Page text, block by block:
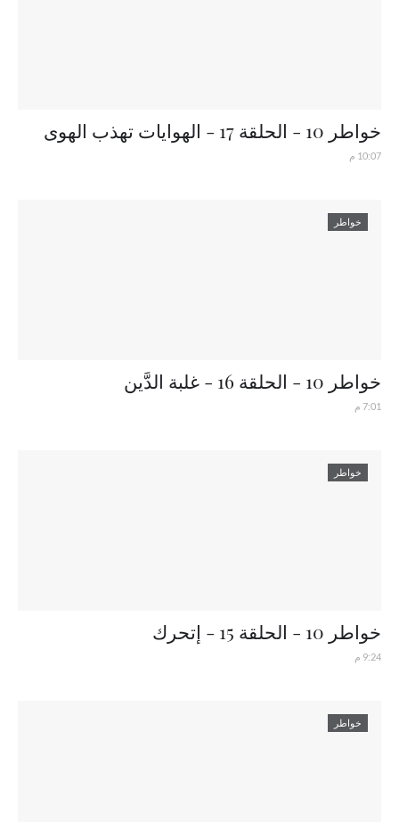
خواطر 10 - الحلقة 17 - الهوايات تهذب الهوى
10:07 م
خواطر
خواطر 10 - الحلقة 16 - غلبة الدَّين
7:01 م
خواطر
خواطر 10 - الحلقة 15 - إتحرك
9:24 م
خواطر